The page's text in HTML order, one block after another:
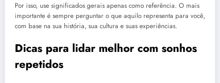
Por isso, use significados gerais apenas como referência. O mais
importante é sempre perguntar o que aquilo representa para você,
com base na sua história, sua cultura e suas experiências.
Dicas para lidar melhor com sonhos
repetidos